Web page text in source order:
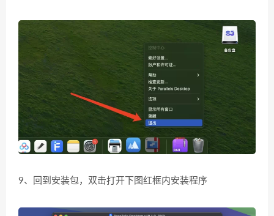
9、回到安装包，双击打开下图红框内安装程序